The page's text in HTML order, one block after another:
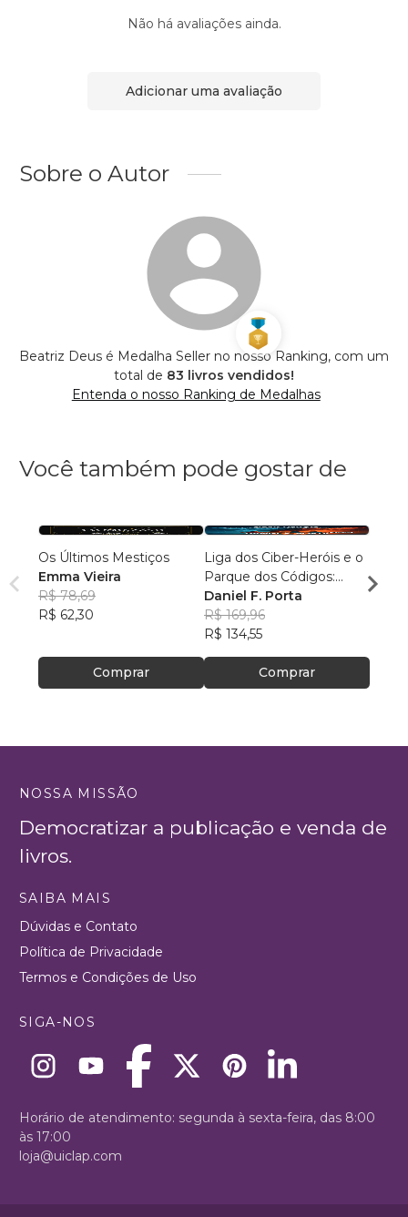
Não há avaliações ainda.
Adicionar uma avaliação
Sobre o Autor
Beatriz Deus é Medalha Seller no nosso Ranking, com um
total de 83 livros vendidos!
Entenda o nosso Ranking de Medalhas
Você também pode gostar de
Os Últimos Mestiços
Emma Vieira
R$ 78,69
R$ 62,30
Comprar
Liga dos Ciber-Heróis e o
Parque dos Códigos:
Rumo ao Desconhecido
Daniel F. Porta
R$ 169,96
R$ 134,55
Comprar
R$
NOSSA MISSÃO
Democratizar a publicação e venda de
livros.
SAIBA MAIS
Dúvidas e Contato
Política de Privacidade
Termos e Condições de Uso
SIGA-NOS
Horário de atendimento: segunda à sexta-feira, das 8:00
às 17:00
loja@uiclap.com